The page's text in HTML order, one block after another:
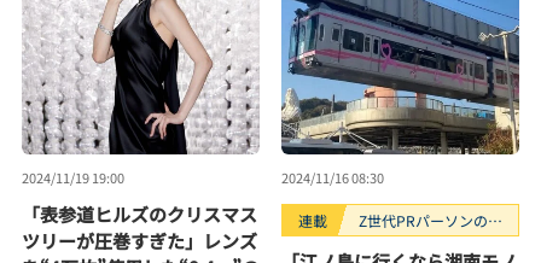
2024/11/19 19:00
「表参道ヒルズのクリスマス
ツリーが圧巻すぎた」レンズ
2024/11/16 08:30
連載
Z世代PRパーソンのキ